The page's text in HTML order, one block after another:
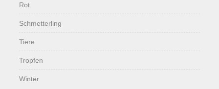
Rot
Schmetterling
Tiere
Tropfen
Winter